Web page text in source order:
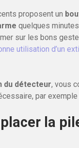
proposent un
quelques
sur les bons
utilisation d’un
du détecteur, vous
par
la